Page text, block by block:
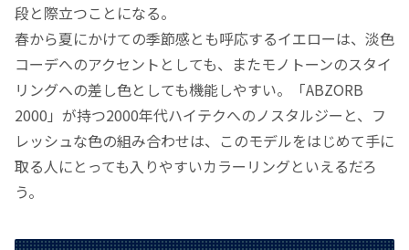
段と際立つことになる。
春から夏にかけての季節感とも呼応するイエローは、淡色
コーデへのアクセントとしても、またモノトーンのスタイ
リングへの差し色としても機能しやすい。「ABZORB
2000」が持つ2000年代ハイテクへのノスタルジーと、フ
レッシュな色の組み合わせは、このモデルをはじめて手に
取る人にとっても入りやすいカラーリングといえるだろ
う。